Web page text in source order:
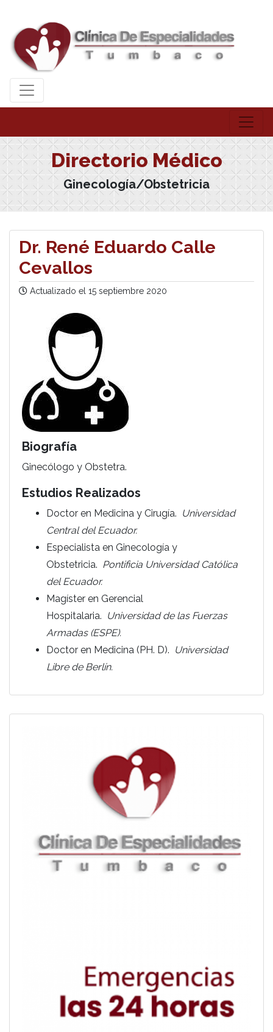
Directorio Médico
Ginecología/Obstetricia
Dr. René Eduardo Calle
Cevallos
Actualizado el 15 septiembre 2020
Biografía
Ginecólogo y Obstetra.
Estudios Realizados
Doctor en Medicina y Cirugía. Universidad
Central del Ecuador.
Especialista en Ginecología y
Obstetricia. Pontificia Universidad Católica
del Ecuador.
Magíster en Gerencial
Hospitalaria. Universidad de las Fuerzas
Armadas (ESPE).
Doctor en Medicina (PH. D). Universidad
Libre de Berlín.